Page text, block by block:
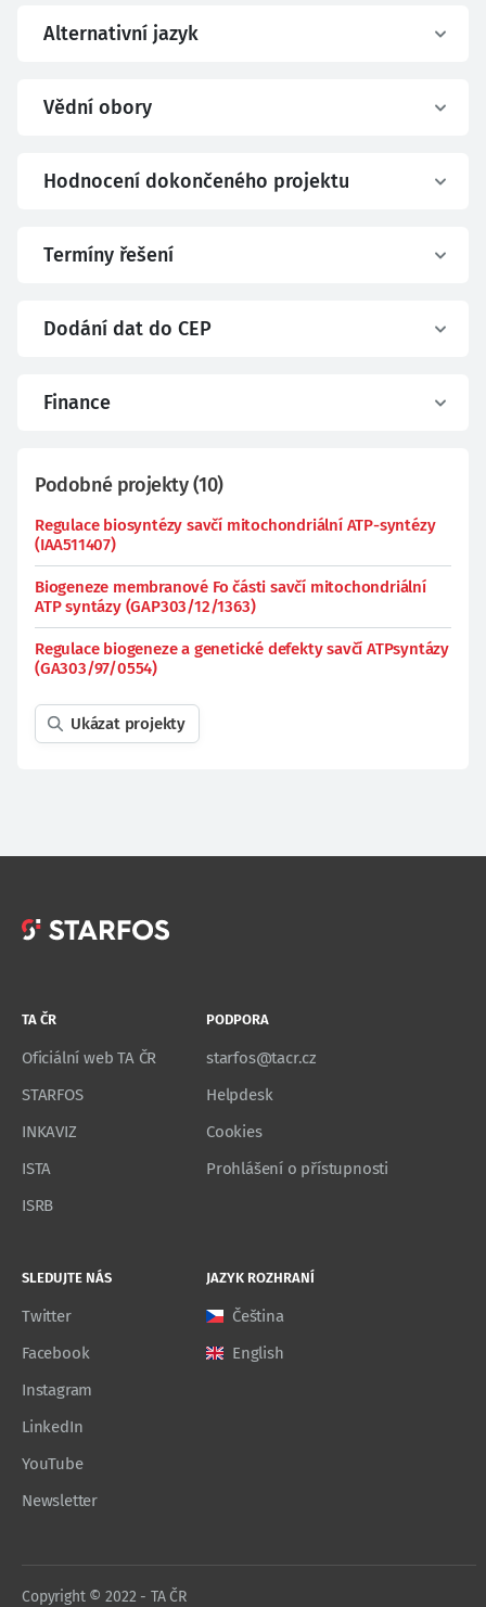
Alternativní jazyk
Vědní obory
Hodnocení dokončeného projektu
Termíny řešení
Dodání dat do CEP
Finance
Podobné projekty(10)
Regulace biosyntézy savčí mitochondriální ATP-syntézy
(IAA511407)
Biogeneze membranové Fo části savčí mitochondriální
ATP syntázy (GAP303/12/1363)
Regulace biogeneze a genetické defekty savčí ATPsyntázy
(GA303/97/0554)
Ukázat projekty
TA ČR
Oficiální web TA ČR
STARFOS
INKAVIZ
ISTA
ISRB
PODPORA
starfos@tacr.cz
Helpdesk
Cookies
Prohlášení o přístupnosti
SLEDUJTE NÁS
Twitter
Facebook
Instagram
LinkedIn
YouTube
Newsletter
JAZYK ROZHRANÍ
Čeština
English
Copyright © 2022 - TA ČR